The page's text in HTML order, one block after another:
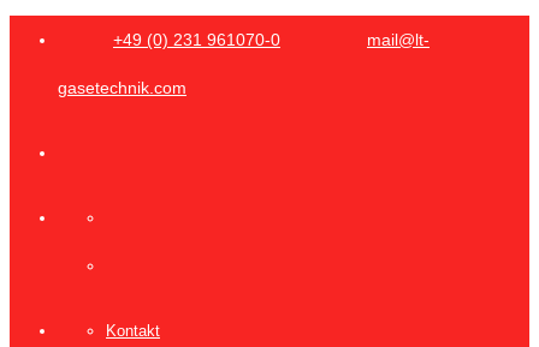
+49 (0) 231 961070-0 mail@lt-
gasetechnik.com
Kontakt